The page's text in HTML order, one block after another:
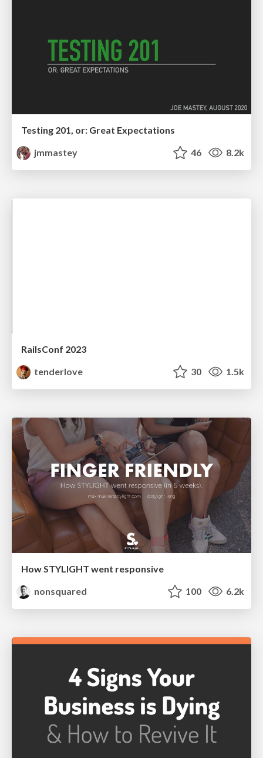
Testing 201, or: Great Expectations
jmmastey
46 8.2k
RailsConf 2023
tenderlove
30 1.5k
How STYLIGHT went responsive
nonsquared
100 6.2k